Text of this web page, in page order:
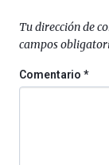
Tu dirección de
campos
Comentario*